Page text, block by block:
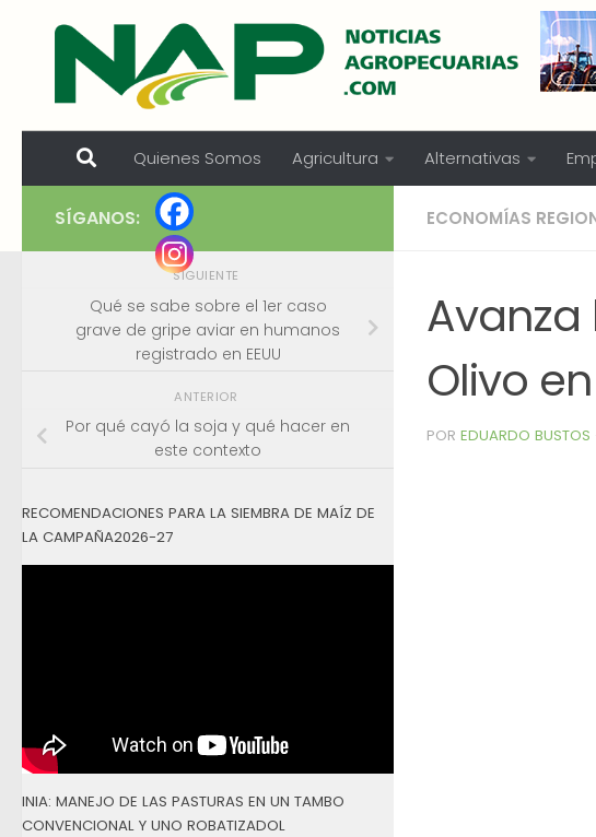
Skip to content
Quienes Somos Agricultura Alternativas
ECONOMÍAS
Olivo
POR EDUARDO BUSTOS
SÍGANOS:
SIGUIENTE
Qué se sabe sobre el 1er caso
grave de gripe aviar en humanos
registrado en EEUU
ANTERIOR
Por qué cayó la soja y qué hacer en
este contexto
RECOMENDACIONES PARA LA SIEMBRA DE MAÍZ DE
LA CAMPAÑA2026-27
INIA: MANEJO DE LAS PASTURAS EN UN TAMBO
CONVENCIONAL Y UNO ROBATIZADOL